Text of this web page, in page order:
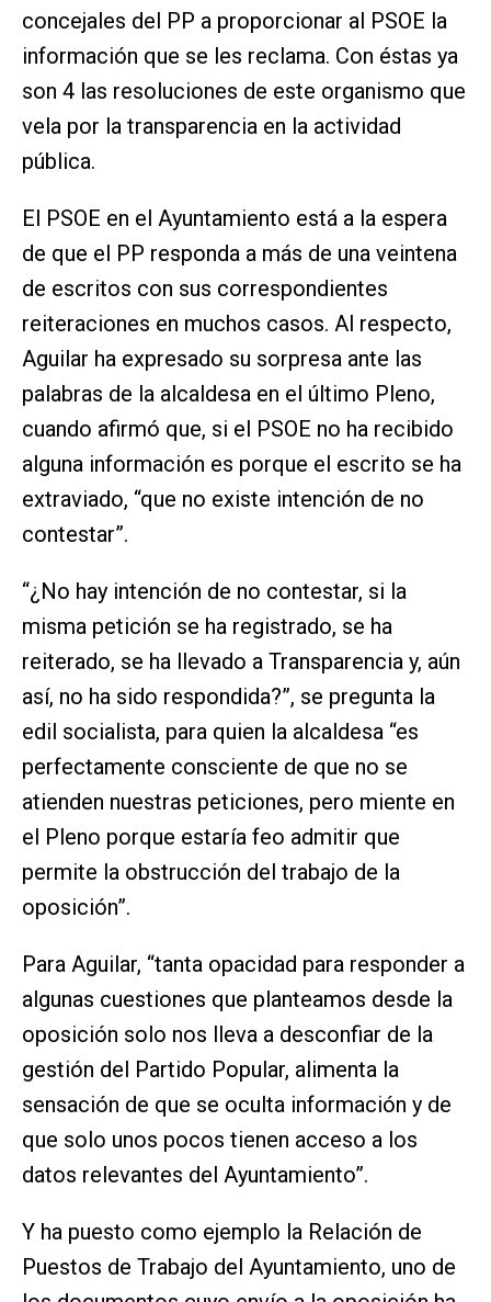
concejales del PP a proporcionar al PSOE la
información que se les reclama. Con éstas ya
son 4 las resoluciones de este organismo que
vela por la transparencia en la actividad
pública.
El PSOE en el Ayuntamiento está a la espera
de que el PP responda a más de una veintena
de escritos con sus correspondientes
reiteraciones en muchos casos. Al respecto,
Aguilar ha expresado su sorpresa ante las
palabras de la alcaldesa en el último Pleno,
cuando afirmó que, si el PSOE no ha recibido
alguna información es porque el escrito se ha
extraviado, “que no existe intención de no
contestar”.
“¿No hay intención de no contestar, si la
misma petición se ha registrado, se ha
reiterado, se ha llevado a Transparencia y, aún
así, no ha sido respondida?”, se pregunta la
edil socialista, para quien la alcaldesa “es
perfectamente consciente de que no se
atienden nuestras peticiones, pero miente en
el Pleno porque estaría feo admitir que
permite la obstrucción del trabajo de la
oposición”.
Para Aguilar, “tanta opacidad para responder a
algunas cuestiones que planteamos desde la
oposición solo nos lleva a desconfiar de la
gestión del Partido Popular, alimenta la
sensación de que se oculta información y de
que solo unos pocos tienen acceso a los
datos relevantes del Ayuntamiento”.
Y ha puesto como ejemplo la Relación de
Puestos de Trabajo del Ayuntamiento, uno de